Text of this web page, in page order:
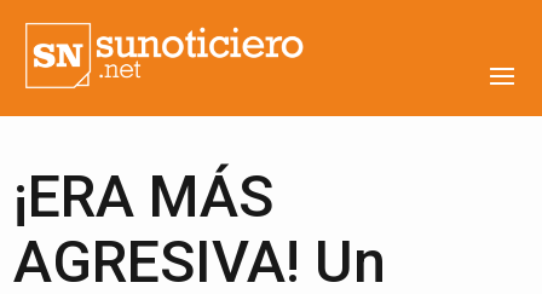
¡ERA MÁS
AGRESIVA! Un